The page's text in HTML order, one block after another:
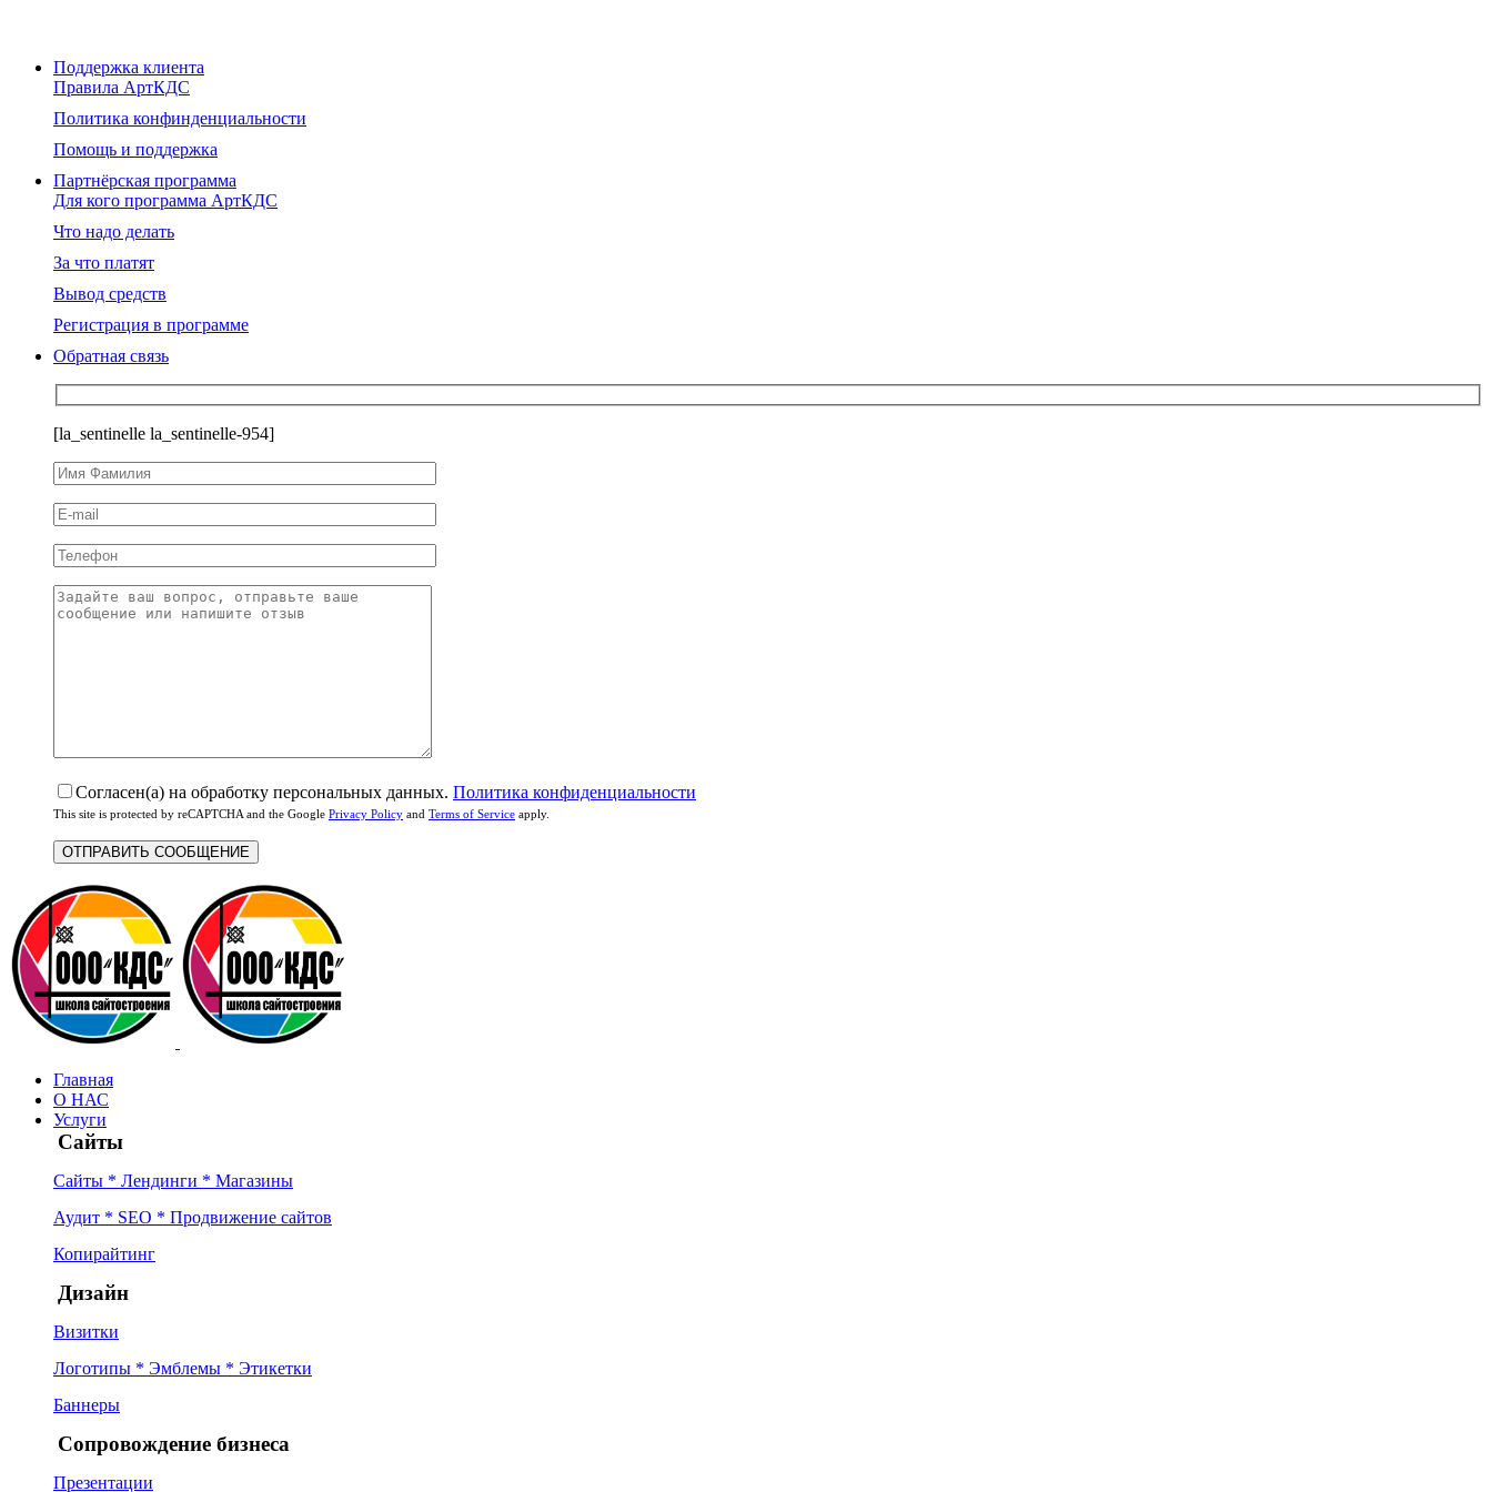
Поддержка клиента
Правила АртКДС
Политика конфинденциальности
Помощь и поддержка
Партнёрская программа
Для кого программа АртКДС
Что надо делать
За что платят
Вывод средств
Регистрация в программе
Обратная связь
[la_sentinelle la_sentinelle-954]
Согласен(а) на обработку персональных данных. Политика конфиденциальности
This site is protected by reCAPTCHA and the Google Privacy Policy and Terms of Service apply.
Главная
О НАС
Услуги
Сайты
Сайты * Лендинги * Магазины
Аудит * SEO * Продвижение сайтов
Копирайтинг
Дизайн
Визитки
Логотипы * Эмблемы * Этикетки
Баннеры
Сопровождение бизнеса
Презентации